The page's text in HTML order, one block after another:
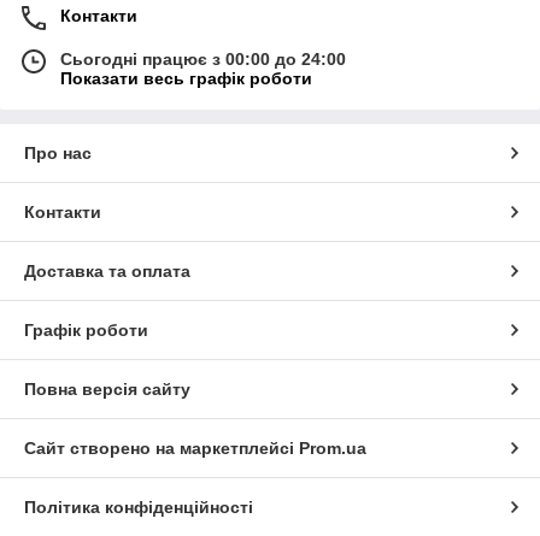
Контакти
Сьогодні працює з 00:00 до 24:00
Показати весь графік роботи
Про нас
Контакти
Доставка та оплата
Графік роботи
Повна версія сайту
Сайт створено на маркетплейсі Prom.ua
Політика конфіденційності